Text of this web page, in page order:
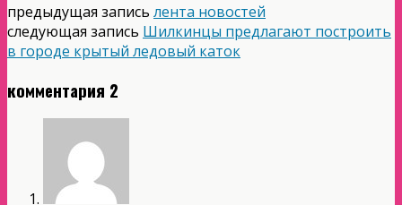
предыдущая запись лента новостей
следующая запись Шилкинцы предлагают построить
в городе крытый ледовый каток
комментария 2